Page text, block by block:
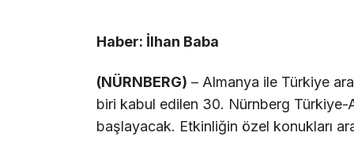
Haber: İlhan Baba
(NÜRNBERG) – Almanya ile Türkiye
biri kabul edilen 30. Nürnberg Türkiye-
başlayacak. Etkinliğin özel konukları